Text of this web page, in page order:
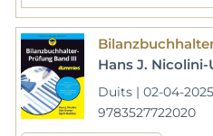
Hans J. Nicolini-Udo Cremer-Ulrich E. Schwiete-
Duits | 02-04-
9783527722020